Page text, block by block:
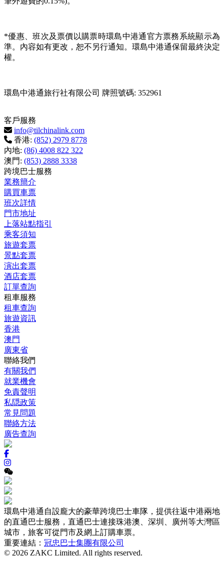
*優惠、班次及票價以購票時環島中港通官方票務系統顯示為
準。內容如有更改，恕不另行通知。環島中港通保留最終決定
權。
環島中港通旅行社有限公司 牌照號碼: 352961
客戶服務
info@tilchinalink.com
香港: (852) 2979 8778
內地: (86) 4008 822 322
澳門: (853) 2888 3338
跨境巴士服務
業務簡介
購買車票
班次詳情
門市地址
上落站點指引
乘客須知
旅遊套票
景點套票
演出套票
酒店套票
訂單查詢
租車服務
租車查詢
旅遊資訊
香港
澳門
廣東省
聯絡我們
有關我們
就業機會
免責聲明
私隠政策
常見問題
聯絡方法
廣告查詢
環島中港通自設龐大的豪華跨境巴士車隊，提供往返中港兩地
的直通巴士服務，直通巴士連接珠港澳、深圳、廣州等大灣區
城市，旅客可從門市及網上訂購車票。
重要連結： 冠忠巴士集團有限公司
© 2026 ZAKC Limited. All rights reserved.